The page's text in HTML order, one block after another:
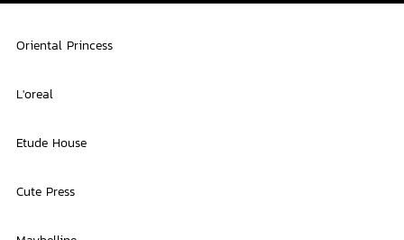
Oriental Princess
L'oreal
Etude House
Cute Press